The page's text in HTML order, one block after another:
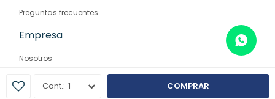
1 COMPRAR
Preguntas frecuentes
Empresa
Nosotros